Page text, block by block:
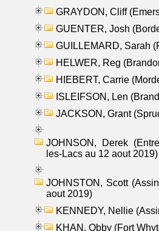
GRAYDON, Cliff
GUENTER, Josh
GUILLEMARD, Sarah
HELWER, Reg
HIEBERT, Carrie
ISLEIFSON, Len
JACKSON, Grant
JOHNSON, Derek
les-Lacs au 12 aout 2019)
JOHNSTON, Scott
aout 2019)
KENNEDY, Nellie
KHAN, Obby (Fort